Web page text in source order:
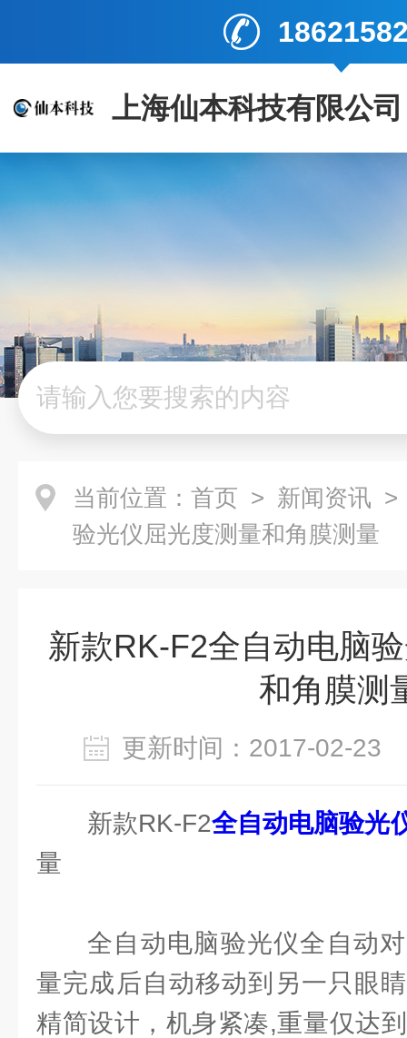
上海仙本科技有限公司
当前位置： 首页 > 新闻资讯 >
验光仪屈光度测量和角膜测量
新款RK-F2全自动电脑
和角膜测
更新时间：2017-02-
新款RK-F2全自动电脑验光
量
全自动电脑验光仪全自动
量完成后自动移动到另一只眼
精简设计，机身紧凑,重量仅达